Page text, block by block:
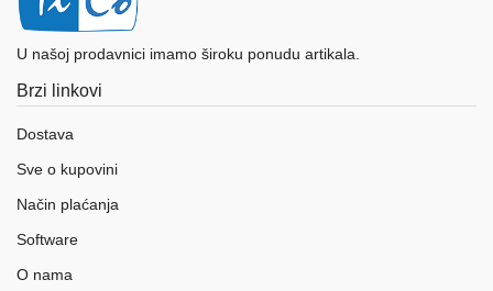
U našoj prodavnici imamo široku ponudu artikala.
Brzi linkovi
Dostava
Sve o kupovini
Način plaćanja
Software
O nama